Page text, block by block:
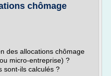
chômage
des allocations chômage
micro-entreprise) ?
sont-ils calculés ?